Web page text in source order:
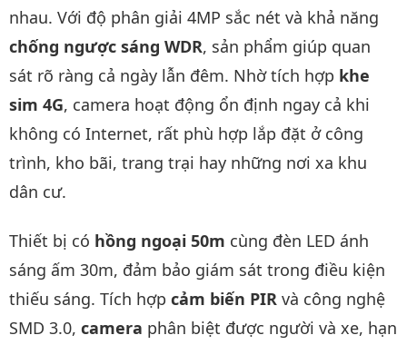
nhau. Với độ phân giải 4MP sắc nét và khả năng
chống ngược sáng WDR, sản phẩm giúp quan
sát rõ ràng cả ngày lẫn đêm. Nhờ tích hợp khe
sim 4G, camera hoạt động ổn định ngay cả khi
không có Internet, rất phù hợp lắp đặt ở công
trình, kho bãi, trang trại hay những nơi xa khu
dân cư.
Thiết bị có hồng ngoại 50m cùng đèn LED ánh
sáng ấm 30m, đảm bảo giám sát trong điều kiện
thiếu sáng. Tích hợp cảm biến PIR và công nghệ
SMD 3.0, camera phân biệt được người và xe, hạn